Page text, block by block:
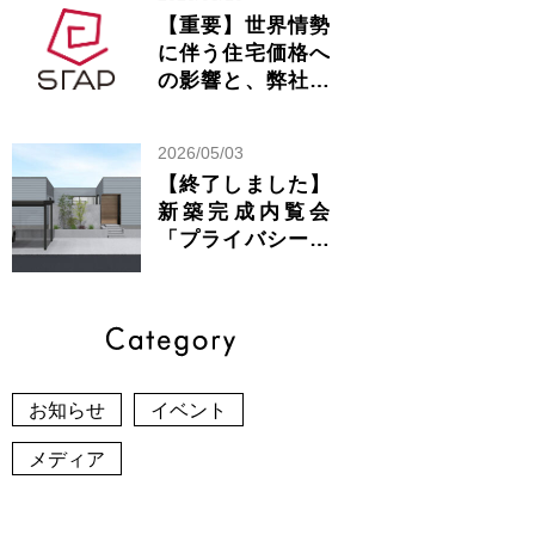
【重要】世界情勢
に伴う住宅価格へ
の影響と、弊社の
2026/05/03
【終了しました】
新築完成内覧会
「プライバシーと
お知らせ イベント
メディア